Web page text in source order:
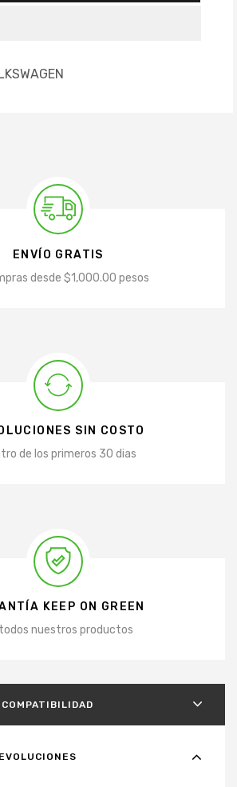
ENVÍO GRATIS
desde $1,000.00 pesos
SIN COSTO
de los primeros 30 dias
KEEP ON GREEN
nuestros productos